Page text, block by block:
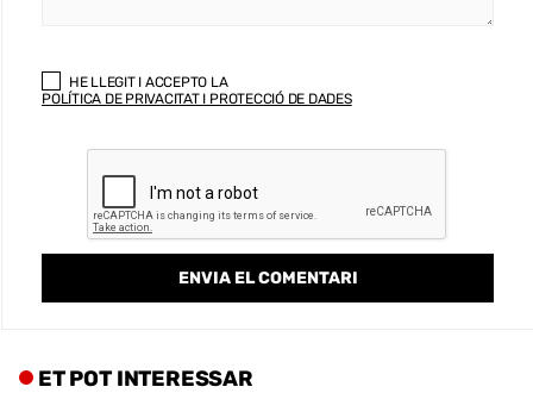
HE LLEGIT I ACCEPTO LA
POLÍTICA DE PRIVACITAT I PROTECCIÓ DE DADES
ET POT INTERESSAR